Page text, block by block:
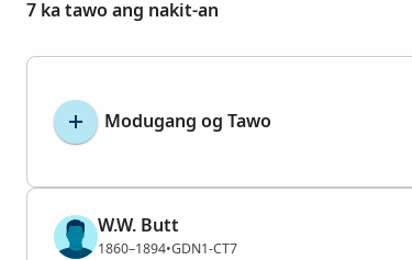
7 ka tawo ang nakit-an
Modugang og Tawo
W.W. Butt
Lalaki
1860–1894•GDN1-CT7